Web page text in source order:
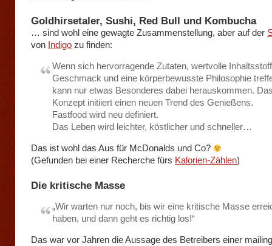
Goldhirsetaler, Sushi, Red Bull und Kombucha
… sind wohl eine gewagte Zusammenstellung, aber auf der
von Indigo zu finden:
Wenn sich hervorragende Zutaten, wertvolle
Geschmack und eine körperbewusste Philosophie
kann nur etwas Besonderes dabei herauskommen.
Konzept initiiert einen neuen Trend des Genießens.
Fastfood wird neu definiert.
Das Leben wird leichter, köstlicher und schneller…
Das ist wohl das Aus für McDonalds und Co?
(Gefunden bei einer Recherche fürs Kalorien-Zählen)
Die kritische Masse
„Wir warten nur noch, bis wir eine kritische Masse
haben, und dann geht es richtig los!“
Das war vor Jahren die Aussage des Betreibers einer